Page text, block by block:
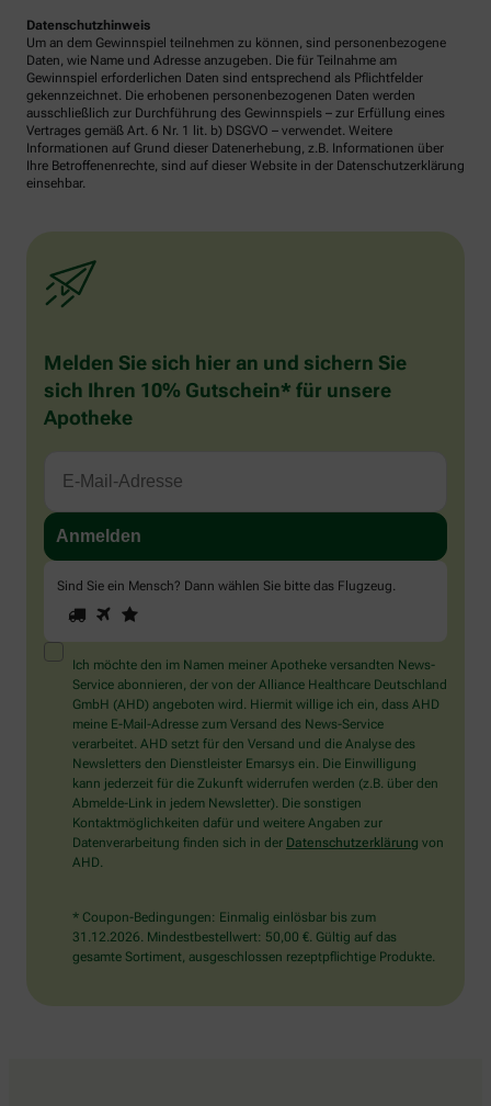
Datenschutzhinweis
Um an dem Gewinnspiel teilnehmen zu können, sind personenbezogene
Daten, wie Name und Adresse anzugeben. Die für Teilnahme am
Gewinnspiel erforderlichen Daten sind entsprechend als Pflichtfelder
gekennzeichnet. Die erhobenen personenbezogenen Daten werden
ausschließlich zur Durchführung des Gewinnspiels – zur Erfüllung eines
Vertrages gemäß Art. 6 Nr. 1 lit. b) DSGVO – verwendet. Weitere
Informationen auf Grund dieser Datenerhebung, z.B. Informationen über
Ihre Betroffenenrechte, sind auf dieser Website in der Datenschutzerklärung
einsehbar.
Melden Sie sich hier an und sichern Sie
sich Ihren 10% Gutschein* für unsere
Apotheke
Sind Sie ein Mensch? Dann wählen Sie bitte das Flugzeug.
Sind
Sie
ein
Mensch?
Dann
wählen
Sie
bitte
das
Flugzeug.
1 2
Ich möchte den im Namen meiner Apotheke versandten News-
Service abonnieren, der von der Alliance Healthcare Deutschland
GmbH (AHD) angeboten wird. Hiermit willige ich ein, dass AHD
meine E-Mail-Adresse zum Versand des News-Service
verarbeitet. AHD setzt für den Versand und die Analyse des
Newsletters den Dienstleister Emarsys ein. Die Einwilligung
kann jederzeit für die Zukunft widerrufen werden (z.B. über den
Abmelde-Link in jedem Newsletter). Die sonstigen
Kontaktmöglichkeiten dafür und weitere Angaben zur
Datenverarbeitung finden sich in der Datenschutzerklärung von
AHD.
* Coupon-Bedingungen: Einmalig einlösbar bis zum
31.12.2026. Mindestbestellwert: 50,00 €. Gültig auf das
gesamte Sortiment, ausgeschlossen rezeptpflichtige Produkte.